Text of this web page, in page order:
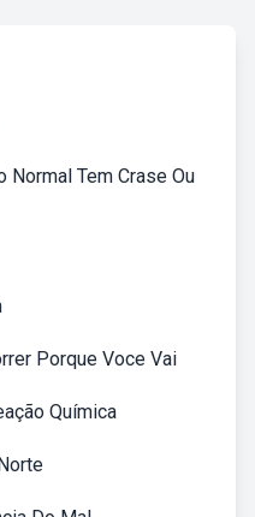
Normal Tem Crase Ou
Porque Voce Vai
Química